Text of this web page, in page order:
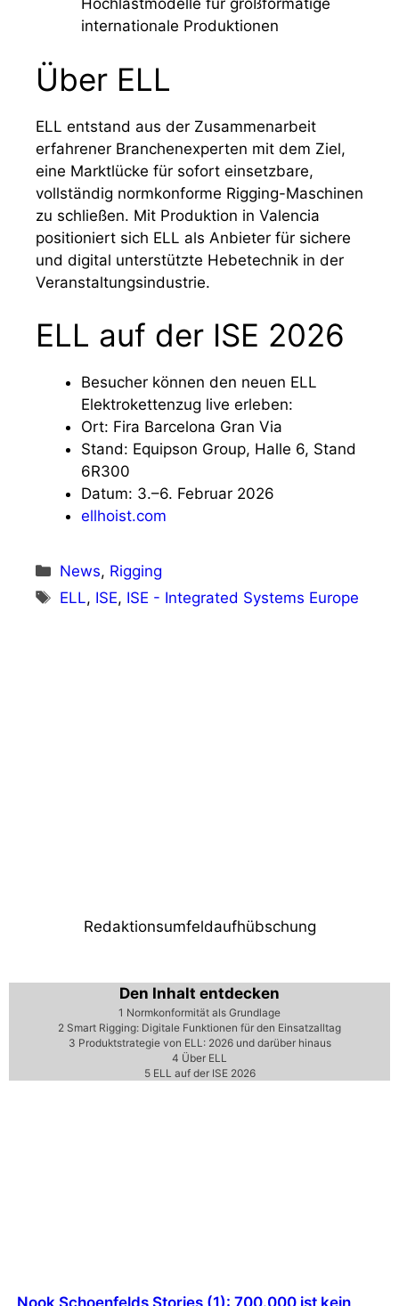
Hochlastmodelle für großformatige
internationale Produktionen
Über ELL
ELL entstand aus der Zusammenarbeit
erfahrener Branchenexperten mit dem Ziel,
eine Marktlücke für sofort einsetzbare,
vollständig normkonforme Rigging-Maschinen
zu schließen. Mit Produktion in Valencia
positioniert sich ELL als Anbieter für sichere
und digital unterstützte Hebetechnik in der
Veranstaltungsindustrie.
ELL auf der ISE 2026
Besucher können den neuen ELL
Elektrokettenzug live erleben:
Ort: Fira Barcelona Gran Via
Stand: Equipson Group, Halle 6, Stand
6R300
Datum: 3.–6. Februar 2026
ellhoist.com
Kategorien
News, Rigging
Schlagwörter
ELL, ISE, ISE - Integrated Systems Europe
Redaktionsumfeldaufhübschung
Den Inhalt entdecken
1 Normkonformität als Grundlage
2 Smart Rigging: Digitale Funktionen für den Einsatzalltag
3 Produktstrategie von ELL: 2026 und darüber hinaus
4 Über ELL
5 ELL auf der ISE 2026
Nook Schoenfelds Stories (1): 700.000 ist kein